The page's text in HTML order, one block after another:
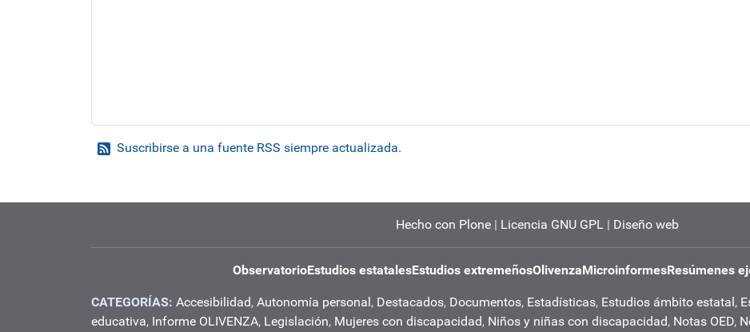
Suscribirse a una fuente RSS siempre actualizada.
Hecho con Plone | Licencia GNU GPL | Diseño web
ObservatorioEstudios estatalesEstudios extremeñosOlivenzaMicroinformesResúmenes
CATEGORÍAS: Accesibilidad, Autonomía personal , Destacados, Documentos, Estadísticas, Estudios ámbito estatal ,
educativa, Informe OLIVENZA, Legislación, Mujeres con discapacidad, Niños y niñas con discapacidad, Notas OED,